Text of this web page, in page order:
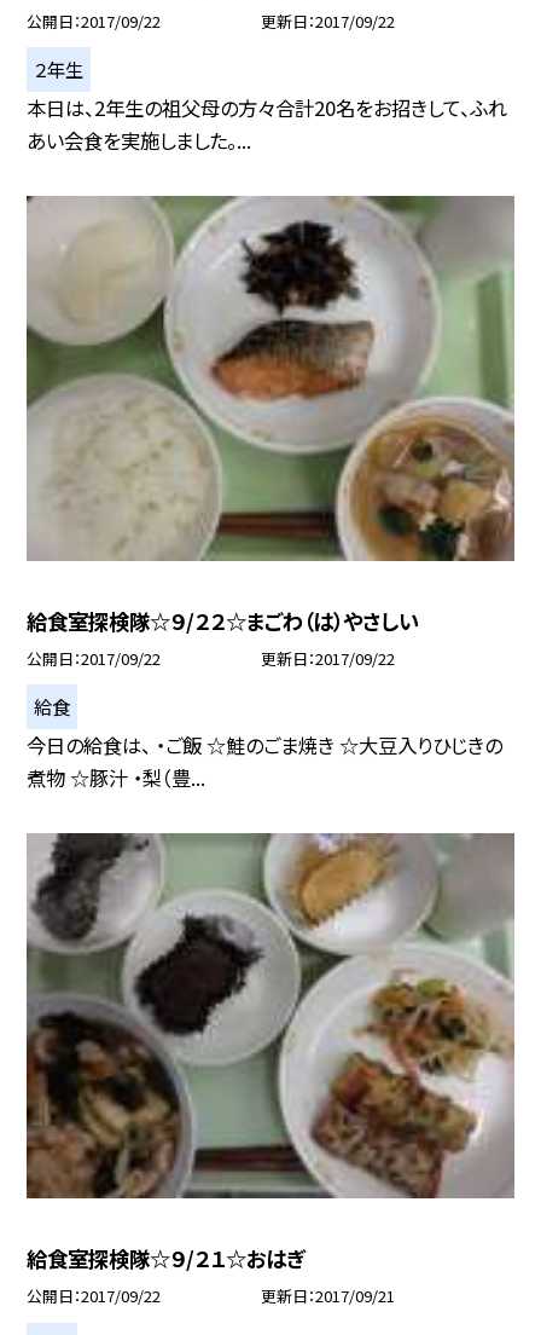
公開日 2017/09/22 更新日 2017/09/22
２年生
本日は、2年生の祖父母の方々合計20名をお招きして、ふれ
あい会食を実施しました。...
給食室探検隊☆９/２２☆まごわ（は）やさしい
公開日 2017/09/22 更新日 2017/09/22
給食
今日の給食は、 ・ご飯 ☆鮭のごま焼き ☆大豆入りひじきの
煮物 ☆豚汁 ・梨（豊...
給食室探検隊☆９/２１☆おはぎ
公開日 2017/09/22 更新日 2017/09/21